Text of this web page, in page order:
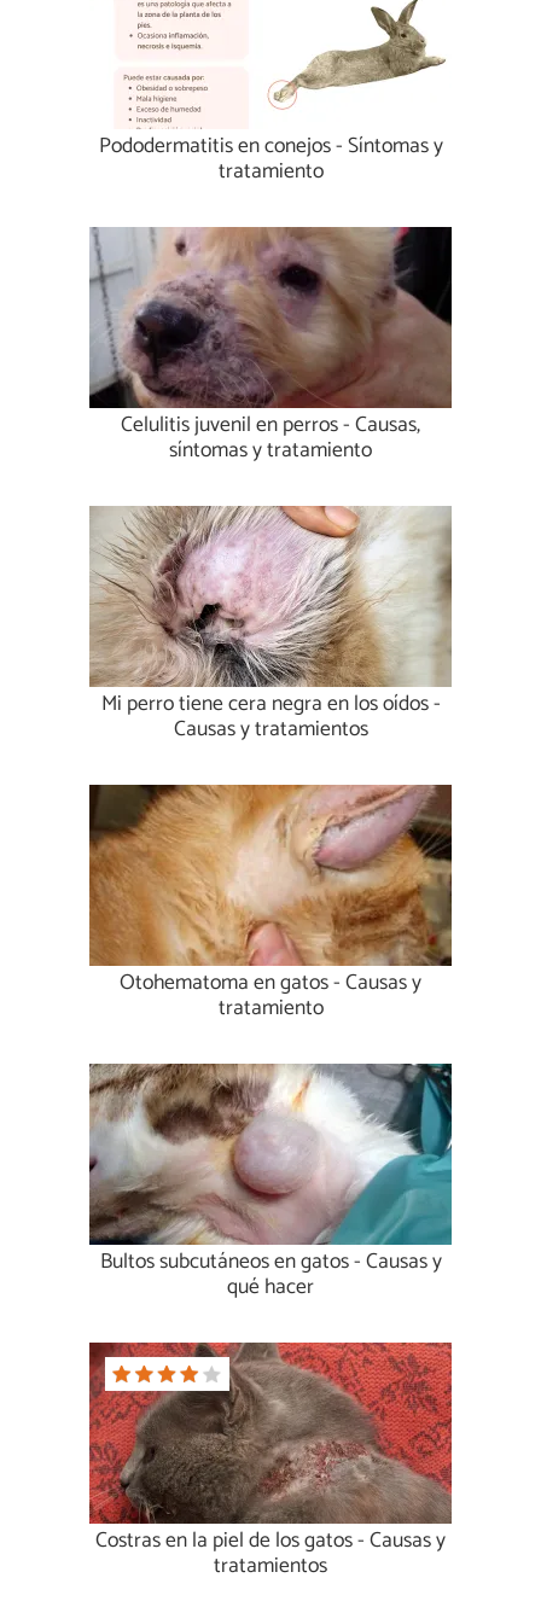
Pododermatitis en conejos - Síntomas y
tratamiento
Celulitis juvenil en perros - Causas,
síntomas y tratamiento
Mi perro tiene cera negra en los oídos -
Causas y tratamientos
Otohematoma en gatos - Causas y
tratamiento
Bultos subcutáneos en gatos - Causas y
qué hacer
Costras en la piel de los gatos - Causas y
tratamientos